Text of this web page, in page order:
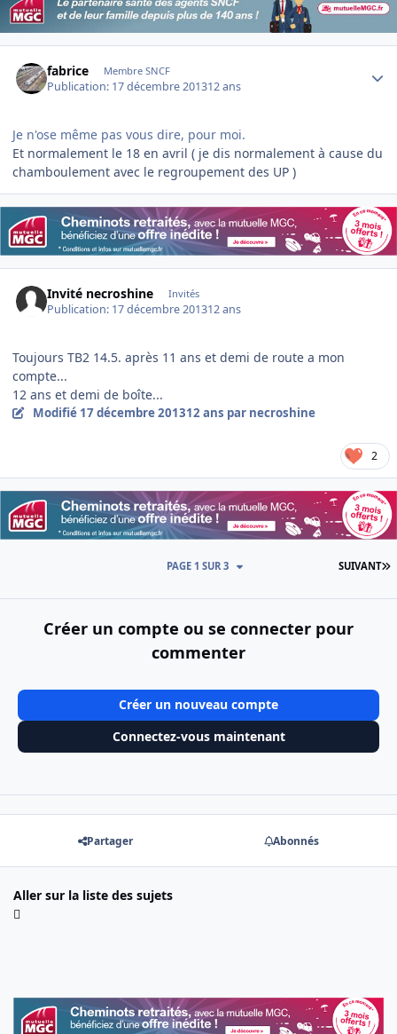
fabrice Membre SNCF
Publication: 17 décembre 201312 ans
Je n'ose même pas vous dire, pour moi.
Et normalement le 18 en avril ( je dis normalement à cause du
chamboulement avec le regroupement des UP )
Invité necroshine Invités
Publication: 17 décembre 201312 ans
Toujours TB2 14.5. après 11 ans et demi de route a mon
compte...
12 ans et demi de boîte...
Modifié 17 décembre 201312 ans par necroshine
2
SUIVANT
PAGE 1 SUR 3
Créer un compte ou se connecter pour
commenter
Créer un nouveau compte
Connectez-vous maintenant
Partager Abonnés
Aller sur la liste des sujets